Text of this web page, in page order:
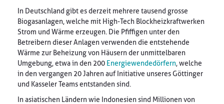
In Deutschland gibt es derzeit mehrere tausend grosse
Biogasanlagen, welche mit High-Tech Blockheizkraftwerken
Strom und Wärme erzeugen. Die Pfiffigen unter den
Betreibern dieser Anlagen verwenden die entstehende
Wärme zur Beheizung von Häusern der unmittelbaren
Umgebung, etwa in den 200 Energiewendedörfern, welche
in den vergangen 20 Jahren auf Initiative unseres Göttinger
und Kasseler Teams entstanden sind.
In asiatischen Ländern wie Indonesien sind Millionen von